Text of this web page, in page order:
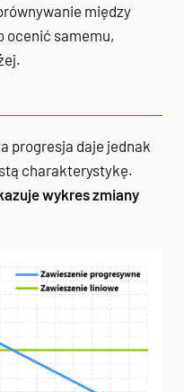
między
ocenić samemu,
progresja daje jednak
charakterystykę.
wykres zmiany